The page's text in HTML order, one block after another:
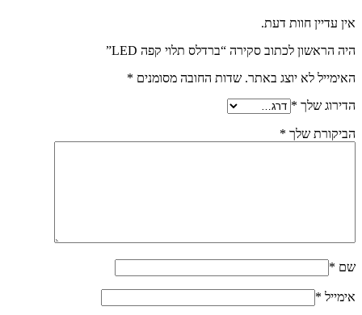
אין עדיין חוות דעת.
היה הראשון לכתוב סקירה “ברדלס תלוי קפה LED”
האימייל לא יוצג באתר. שדות החובה מסומנים *
הדירוג שלך *
הביקורת שלך *
שם *
אימייל *